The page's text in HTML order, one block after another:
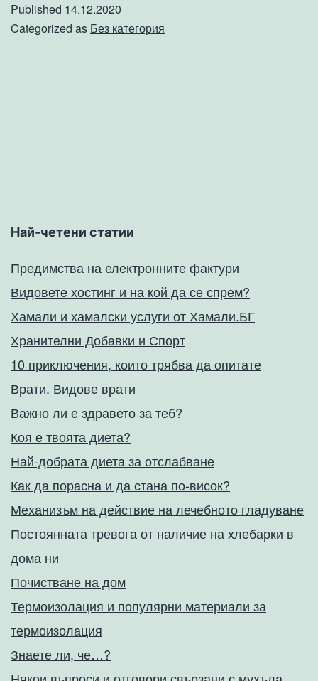
Published 14.12.2020
Categorized as Без категория
Най-четени статии
Предимства на електронните фактури
Видовете хостинг и на кой да се спрем?
Хамали и хамалски услуги от Хамали.БГ
Хранителни Добавки и Спорт
10 приключения, които трябва да опитате
Врати. Видове врати
Важно ли е здравето за теб?
Коя е твоята диета?
Най-добрата диета за отслабване
Как да порасна и да стана по-висок?
Механизъм на действие на лечебното гладуване
Постоянната тревога от наличие на хлебарки в
дома ни
Почистване на дом
Термоизолация и популярни материали за
термоизолация
Знаете ли, че…?